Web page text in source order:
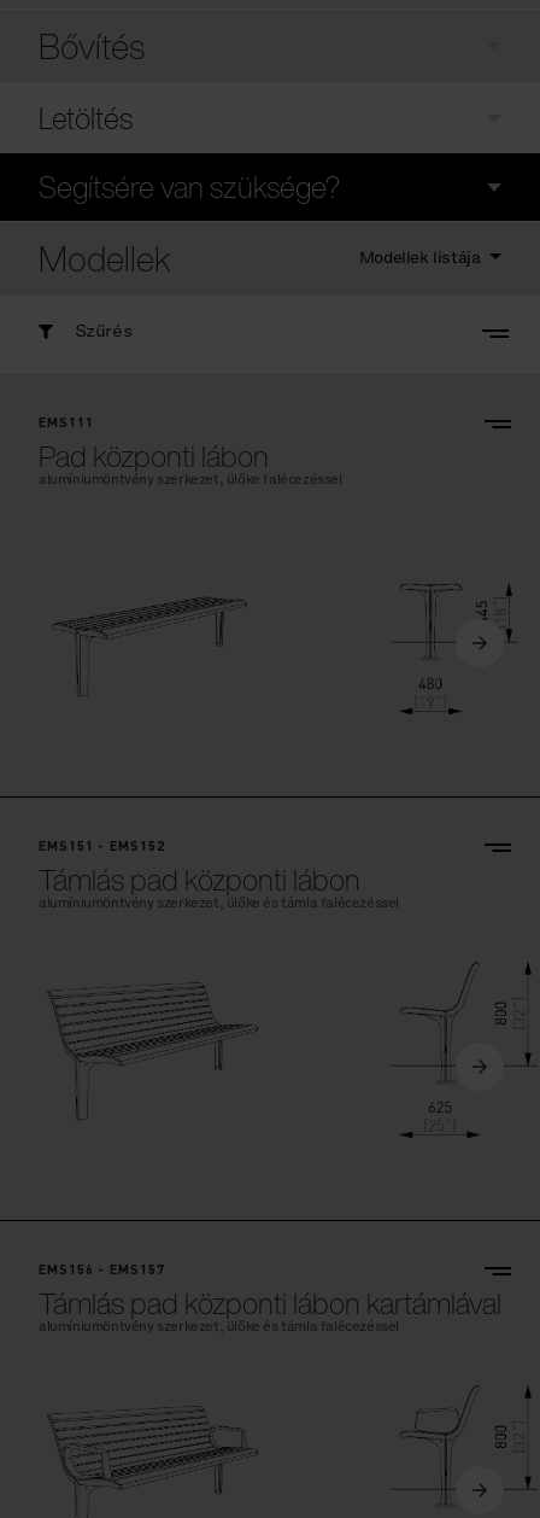
Bővítés
Letöltés
Segítsére van szüksége?
Modellek Modellek listája
Szűrés
EMS111
Pad központi lábon
alumíniumöntvény szerkezet, ülőke falécezéssel
EMS151 - EMS152
Támlás pad központi lábon
alumíniumöntvény szerkezet, ülőke és támla falécezéssel
EMS156 - EMS157
Támlás pad központi lábon kartámlával
alumíniumöntvény szerkezet, ülőke és támla falécezéssel